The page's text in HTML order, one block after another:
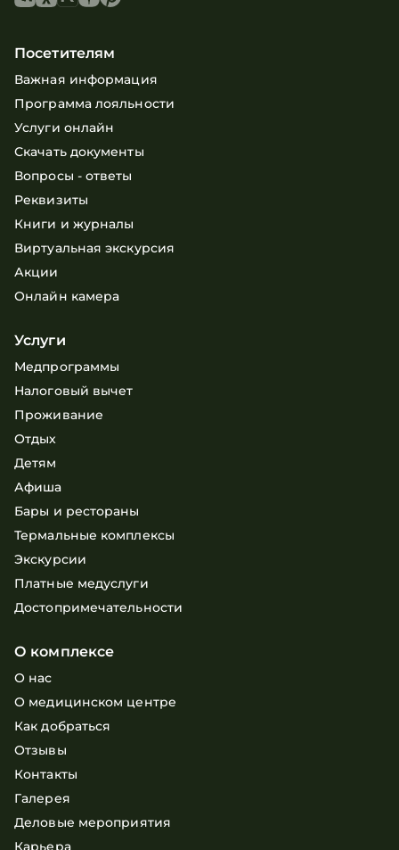
Посетителям
Важная информация
Программа лояльности
Услуги онлайн
Скачать документы
Вопросы - ответы
Реквизиты
Книги и журналы
Виртуальная экскурсия
Акции
Онлайн камера
Услуги
Медпрограммы
Налоговый вычет
Проживание
Отдых
Детям
Афиша
Бары и рестораны
Термальные комплексы
Экскурсии
Платные медуслуги
Достопримечательности
О комплексе
О нас
О медицинском центре
Как добраться
Отзывы
Контакты
Галерея
Деловые мероприятия
Карьера